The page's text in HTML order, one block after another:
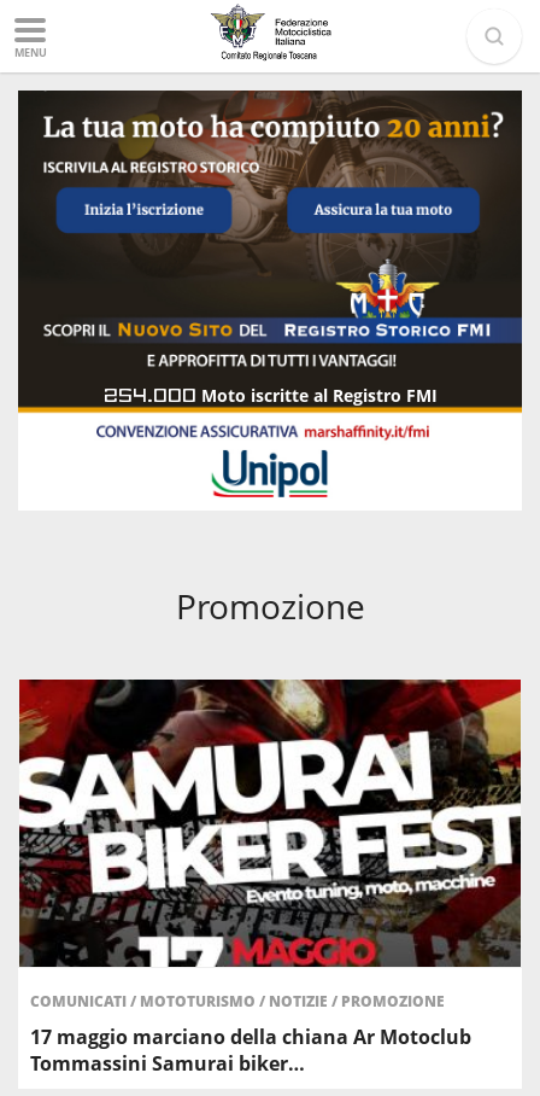
MENU
254.000 Moto iscritte al Registro FMI
Promozione
COMUNICATI/ MOTOTURISMO / NOTIZIE / PROMOZIONE
17 maggio marciano della chiana Ar Motoclub
Tommassini Samurai biker…